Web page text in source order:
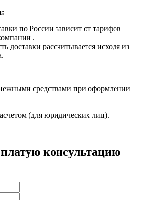
по России зависит от тарифов
.
доставки рассчитывается исходя из
средствами при оформлении
(для юридических лиц).
консультацию